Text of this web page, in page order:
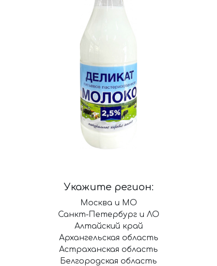
Укажите регион:
Москва и МО
Санкт-Петербург и ЛО
Алтайский край
Архангельская область
Астраханская область
Белгородская область